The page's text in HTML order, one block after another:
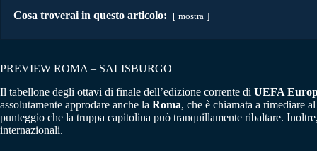
Cosa troverai in questo articolo: mostra
PREVIEW ROMA – SALISBURGO
Il tabellone degli ottavi di finale dell’edizione corrente di UEFA
assolutamente approdare anche la Roma, che è chiamata a rimediare
punteggio che la truppa capitolina può tranquillamente ribaltare.
internazionali.